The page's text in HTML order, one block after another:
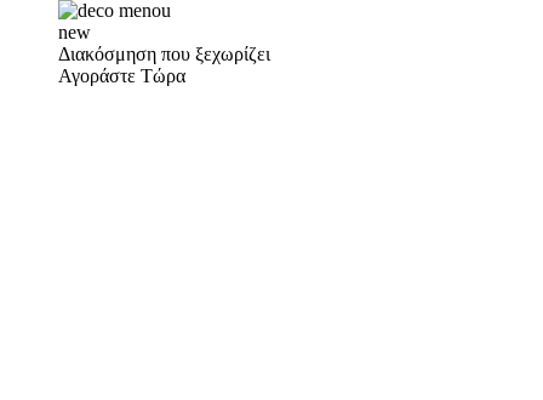
new
Διακόσμηση που ξεχωρίζει
Αγοράστε Τώρα